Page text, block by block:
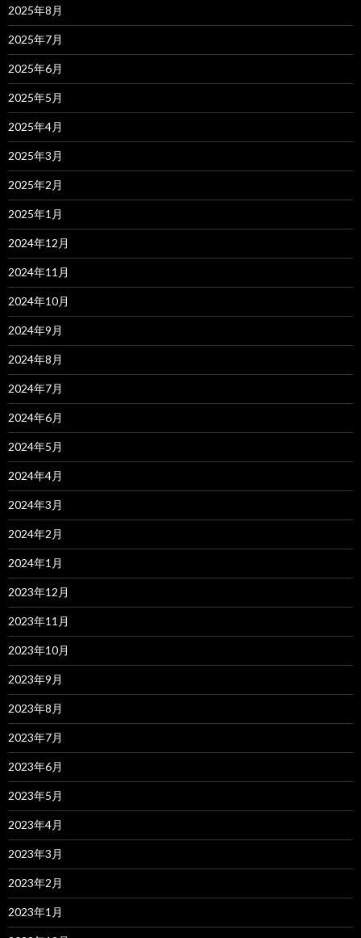
2025年8月
2025年7月
2025年6月
2025年5月
2025年4月
2025年3月
2025年2月
2025年1月
2024年12月
2024年11月
2024年10月
2024年9月
2024年8月
2024年7月
2024年6月
2024年5月
2024年4月
2024年3月
2024年2月
2024年1月
2023年12月
2023年11月
2023年10月
2023年9月
2023年8月
2023年7月
2023年6月
2023年5月
2023年4月
2023年3月
2023年2月
2023年1月